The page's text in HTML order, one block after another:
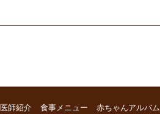
医師紹介 食事メニュー 赤ちゃんアルバム